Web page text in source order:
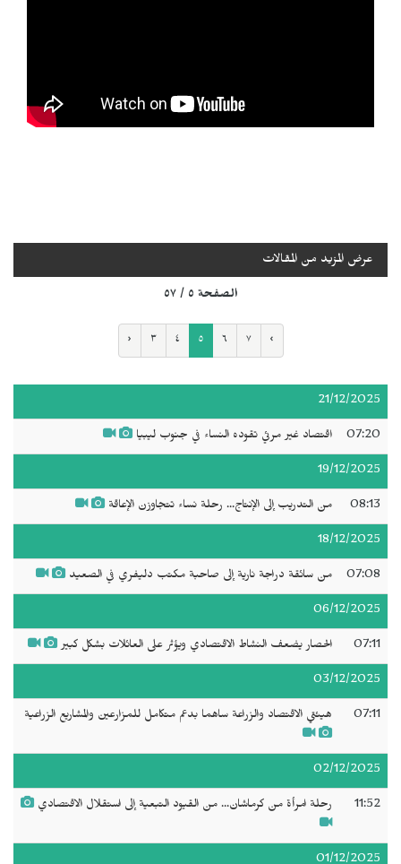
عرض المزيد من المقالات
الصفحة ٥ / ٥٧
‹ ٣ ٤ ٥ ٦ ٧ ›
21/12/2025
07:20 اقتصاد غير مرئي تقوده النساء في جنوب ليبيا
19/12/2025
08:13 من التدريب إلى الإنتاج... رحلة نساء تتجاوزن الإعاقة
18/12/2025
07:08 من سائقة دراجة نارية إلى صاحبة مكتب دليفري في الصعيد
06/12/2025
07:11 الحصار يضعف النشاط الاقتصادي ويؤثر على العائلات بشكل كبير
03/12/2025
07:11 هيئتي الاقتصاد والزراعة ساهما بدعم متكامل للمزارعين والمشاريع الزراعية
02/12/2025
11:52 رحلة امرأة من كرماشان... من القيود التبعية إلى استقلال الاقتصادي
01/12/2025